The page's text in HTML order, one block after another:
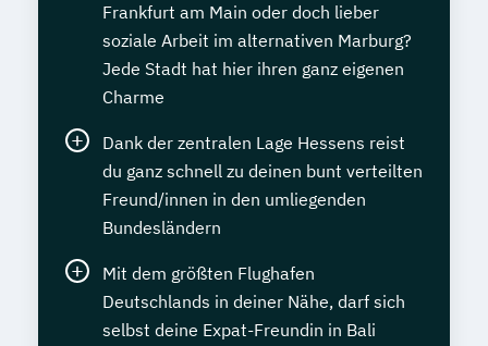
Frankfurt am Main oder doch lieber
soziale Arbeit im alternativen Marburg?
Jede Stadt hat hier ihren ganz eigenen
Charme
Dank der zentralen Lage Hessens reist
du ganz schnell zu deinen bunt verteilten
Freund/innen in den umliegenden
Bundesländern
Mit dem größten Flughafen
Deutschlands in deiner Nähe, darf sich
selbst deine Expat-Freundin in Bali